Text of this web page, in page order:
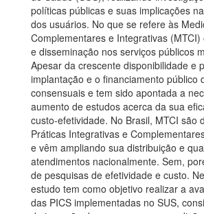
políticas públicas e suas implicações
dos usuários. No que se refere às
Complementares e Integrativas
e disseminação nos serviços públicos
Apesar da crescente disponibilidade e
implantação e o financiamento público
consensuais e tem sido apontada a
aumento de estudos acerca da sua
custo-efetividade. No Brasil, MTCI são
Práticas Integrativas e
e vêm ampliando sua distribuição e
atendimentos nacionalmente. Sem,
de pesquisas de efetividade e custo.
estudo tem como objetivo realizar a
das PICS implementadas no SUS,